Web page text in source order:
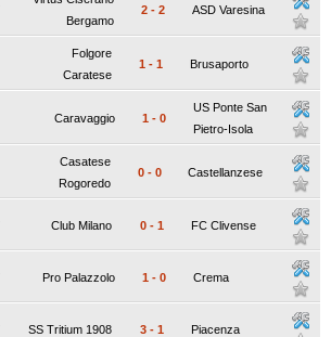
Bergamo
2 - 2 ASD Varesina
Folgore
Caratese
1 - 1 Brusaporto
Caravaggio 1 - 0
US Ponte San
Pietro-Isola
Casatese
Rogoredo
0 - 0 Castellanzese
Club Milano 0 - 1 FC Clivense
Pro Palazzolo 1 - 0 Crema
SS Tritium 1908 3 - 1 Piacenza